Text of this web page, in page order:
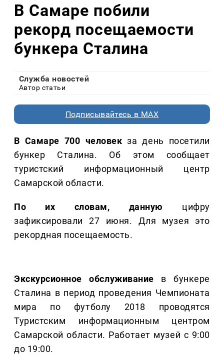
В Самаре побили
рекорд посещаемости
бункера Сталина
Служба новостей
Автор статьи
Подписывайтесь в MAX
В Самаре 700 человек за день посетили
бункер Сталина. Об этом сообщает
туристский информационный центр
Самарской области.
По их словам, данную цифру
зафиксировали 27 июня. Для музея это
рекордная посещаемость.
Экскурсионное обслуживание в бункере
Сталина в период проведения Чемпионата
мира по футболу 2018 проводятся
Туристским информационным центром
Самарской области. Работает музей с 9:00
до 19:00.